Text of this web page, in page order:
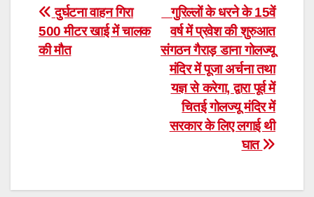
Post
navigation
गुरिल्लों के धरने के 15वें
वर्ष में प्रवेश की शुरुआत
संगठन गैराड़ डाना गोलज्यू
मंदिर में पूजा अर्चना तथा
यज्ञ से करेगा, द्वारा पूर्व में
चितई गोलज्यू मंदिर में
सरकार के लिए लगाई थी
घात
दुर्घटना वाहन गिरा
500 मीटर खाई में चालक
की मौत